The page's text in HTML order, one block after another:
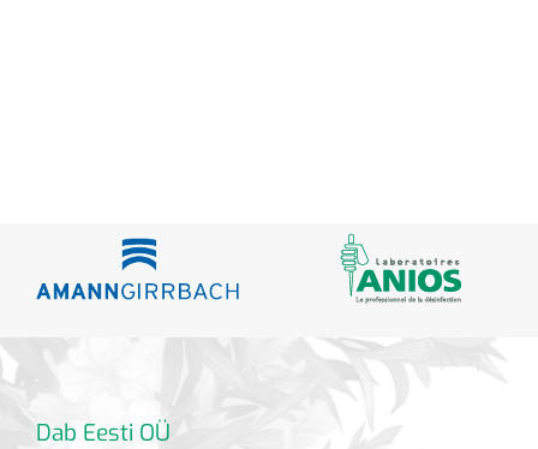
Dab Eesti OÜ